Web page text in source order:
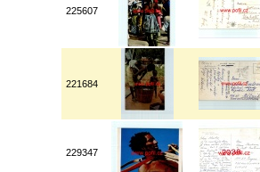
225607
221684
229347